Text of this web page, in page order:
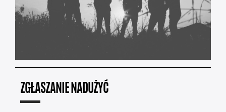
ZGŁASZANIE NADUŻYĆ